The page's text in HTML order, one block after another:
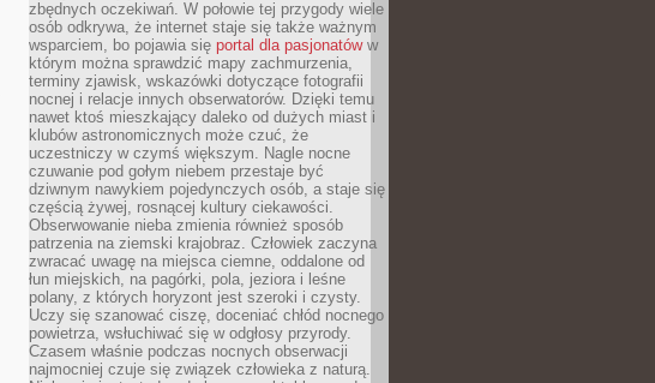
zbędnych oczekiwań. W połowie tej przygody wiele
osób odkrywa, że internet staje się także ważnym
wsparciem, bo pojawia się portal dla pasjonatóww
którym można sprawdzić mapy zachmurzenia,
terminy zjawisk, wskazówki dotyczące fotografii
nocnej i relacje innych obserwatorów. Dzięki temu
nawet ktoś mieszkający daleko od dużych miast i
klubów astronomicznych może czuć, że
uczestniczy w czymś większym. Nagle nocne
czuwanie pod gołym niebem przestaje być
dziwnym nawykiem pojedynczych osób, a staje się
częścią żywej, rosnącej kultury ciekawości.
Obserwowanie nieba zmienia również sposób
patrzenia na ziemski krajobraz. Człowiek zaczyna
zwracać uwagę na miejsca ciemne, oddalone od
łun miejskich, na pagórki, pola, jeziora i leśne
polany, z których horyzont jest szeroki i czysty.
Uczy się szanować ciszę, doceniać chłód nocnego
powietrza, wsłuchiwać się w odgłosy przyrody.
Czasem właśnie podczas nocnych obserwacji
najmocniej czuje się związek człowieka z naturą.